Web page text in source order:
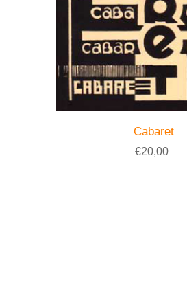
Cabaret
€20,00